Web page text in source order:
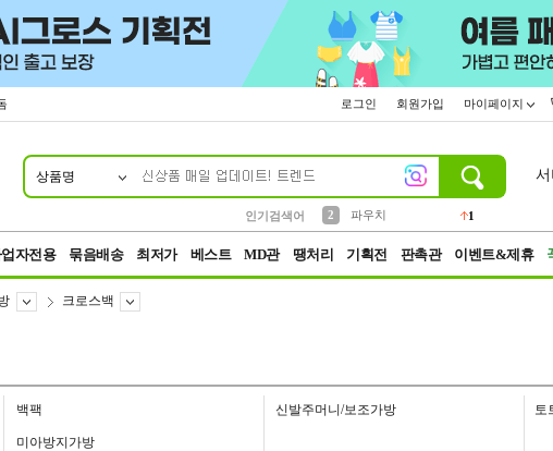
로그인 회원가입 마이페이지
상품명
인기검색어
2
파우치
1
서
자전용 묶음배송 최저가 베스트 MD관 땡처리 기획전 판촉관 이벤트&제휴
크로스백
백팩 신발주머니/보조가방 토
미아방지가방